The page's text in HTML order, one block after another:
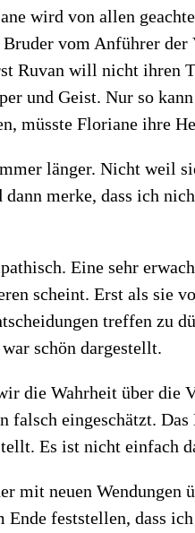
wird von allen
vom Anführer
Ruvan will nicht ihren
und Geist. Nur so
müsste Floriane ihre
länger. Nicht weil
merke, dass ich
Eine sehr
scheint. Erst als sie
treffen zu
schön dargestellt.
die Wahrheit über die
falsch eingeschätzt.
Es ist nicht einfach
mit neuen Wendungen
Ende feststellen, dass